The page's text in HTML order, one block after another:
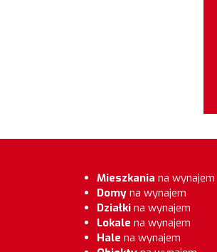
Mieszkania na wynajem
Domy na wynajem
Działki na wynajem
Lokale na wynajem
Hale na wynajem